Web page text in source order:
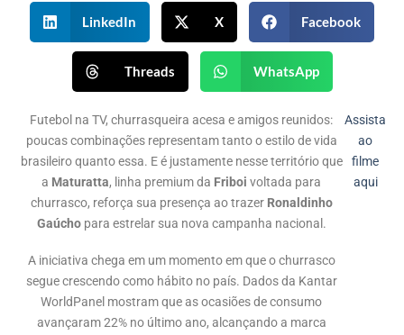
LinkedIn X Facebook
Threads WhatsApp
Futebol na TV, churrasqueira acesa e amigos reunidos:
poucas combinações representam tanto o estilo de vida
brasileiro quanto essa. E é justamente nesse território que
a Maturatta, linha premium da Friboi voltada para
churrasco, reforça sua presença ao trazer Ronaldinho
Gaúchopara estrelar sua nova campanha nacional.
A iniciativa chega em um momento em que o churrasco
segue crescendo como hábito no país. Dados da Kantar
WorldPanel mostram que as ocasiões de consumo
avançaram 22% no último ano, alcançando a marca
Assista
ao
filme
aqui